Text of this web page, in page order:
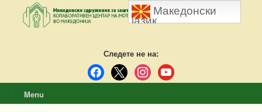
content
Следете не на:
facebook
x instagramyoutube
Menu
Македонски
јазик